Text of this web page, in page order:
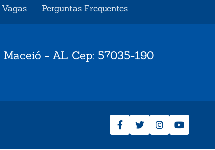
Perguntas Frequentes
- AL Cep: 57035-190